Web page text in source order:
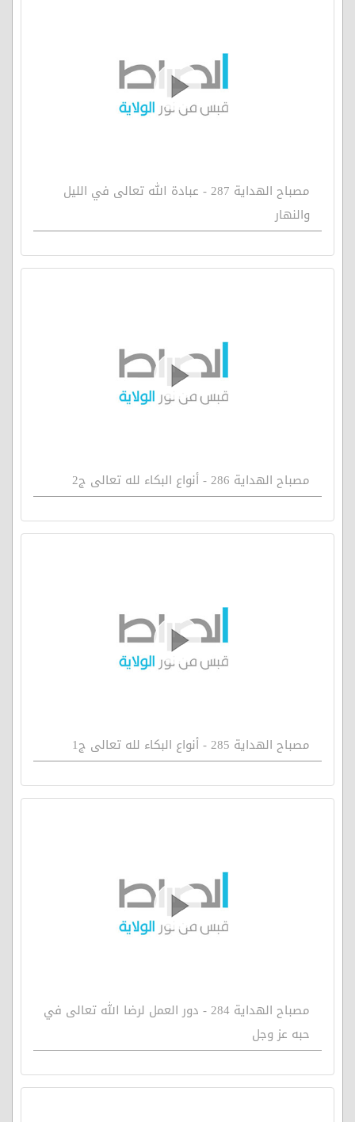
مصباح الهداية 287 - عبادة الله تعالى في الليل
والنهار
مصباح الهداية 286 - أنواع البكاء لله تعالى ج2
مصباح الهداية 285 - أنواع البكاء لله تعالى ج1
مصباح الهداية 284 - دور العمل لرضا الله تعالى في
حبه عز وجل